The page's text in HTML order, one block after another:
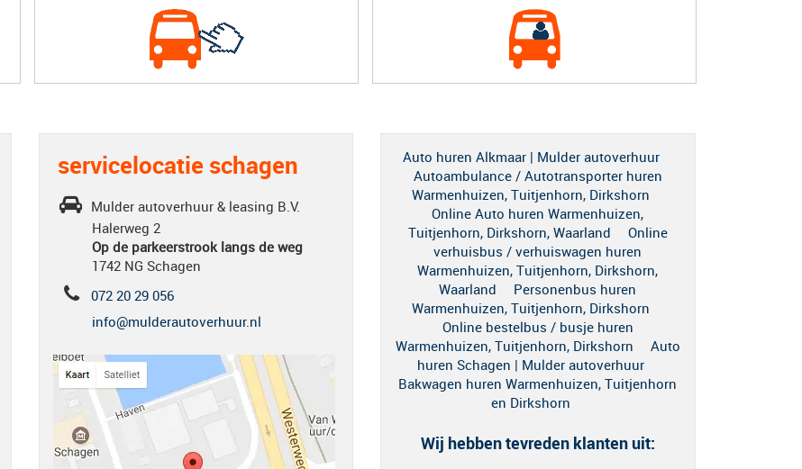
servicelocatie schagen
Mulder autoverhuur & leasing B.V.
Halerweg 2
Op de parkeerstrook langs de weg
1742 NG Schagen
072 20 29 056
info@mulderautoverhuur.nl
Auto huren Alkmaar | Mulder autoverhuur
Autoambulance / Autotransporter huren
Warmenhuizen, Tuitjenhorn, Dirkshorn
Online Auto huren Warmenhuizen,
Tuitjenhorn, Dirkshorn, Waarland
Online
verhuisbus / verhuiswagen huren
Warmenhuizen, Tuitjenhorn, Dirkshorn,
Waarland
Personenbus huren
Warmenhuizen, Tuitjenhorn, Dirkshorn
Online bestelbus / busje huren
Warmenhuizen, Tuitjenhorn, Dirkshorn
Auto
huren Schagen | Mulder autoverhuur
Bakwagen huren Warmenhuizen, Tuitjenhorn
en Dirkshorn
Wij hebben tevreden klanten uit: